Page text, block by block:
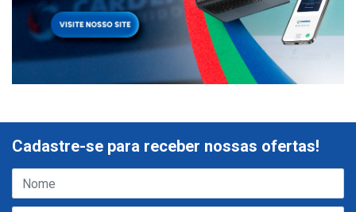
Cadastre-se para receber nossas ofertas!